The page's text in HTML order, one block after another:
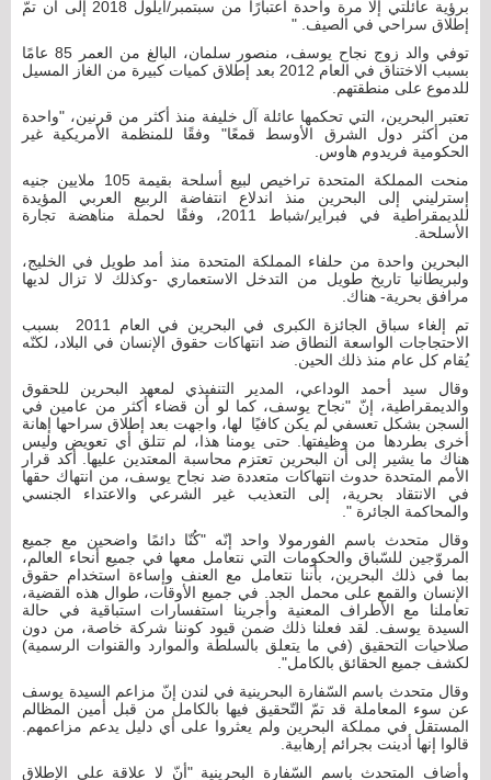
برؤية عائلتي إلا مرة واحدة اعتبارًا من سبتمبر/أيلول 2018 إلى أن تمّ
إطلاق سراحي في الصيف. "
توفي والد زوج نجاح يوسف، منصور سلمان، البالغ من العمر 85 عامًا
بسبب الاختناق في العام 2012 بعد إطلاق كميات كبيرة من الغاز المسيل
للدموع على منطقتهم.
تعتبر البحرين، التي تحكمها عائلة آل خليفة منذ أكثر من قرنين، "واحدة
من أكثر دول الشرق الأوسط قمعًا" وفقًا للمنظمة الأمريكية غير
الحكومية فريدوم هاوس.
منحت المملكة المتحدة تراخيص لبيع أسلحة بقيمة 105 ملايين جنيه
إسترليني إلى البحرين منذ اندلاع انتفاضة الربيع العربي المؤيدة
للديمقراطية في فبراير/شباط 2011، وفقًا لحملة مناهضة تجارة
الأسلحة.
البحرين واحدة من حلفاء المملكة المتحدة منذ أمد طويل في الخليج،
ولبريطانيا تاريخ طويل من التدخل الاستعماري -وكذلك لا تزال لديها
مرافق بحرية- هناك.
تم إلغاء سباق الجائزة الكبرى في البحرين في العام 2011 بسبب
الاحتجاجات الواسعة النطاق ضد انتهاكات حقوق الإنسان في البلاد، لكنّه
يُقام كل عام منذ ذلك الحين.
وقال سيد أحمد الوداعي، المدير التنفيذي لمعهد البحرين للحقوق
والديمقراطية، إنّ "نجاح يوسف، كما لو أن قضاء أكثر من عامين في
السجن بشكل تعسفي لم يكن كافيًا لها، واجهت بعد إطلاق سراحها إهانة
أخرى بطردها من وظيفتها. حتى يومنا هذا، لم تتلق أي تعويض وليس
هناك ما يشير إلى أن البحرين تعتزم محاسبة المعتدين عليها. أكد قرار
الأمم المتحدة حدوث انتهاكات متعددة ضد نجاح يوسف، من انتهاك حقها
في الانتقاد بحرية، إلى التعذيب غير الشرعي والاعتداء الجنسي
والمحاكمة الجائرة ".
وقال متحدث باسم الفورمولا واحد إنّه "كُنّا دائمًا واضحين مع جميع
المروّجين للسّباق والحكومات التي نتعامل معها في جميع أنحاء العالم،
بما في ذلك البحرين، بأننا نتعامل مع العنف وإساءة استخدام حقوق
الإنسان والقمع على محمل الجد. في جميع الأوقات، طوال هذه القضية،
تعاملنا مع الأطراف المعنية وأجرينا استفسارات استباقية في حالة
السيدة يوسف. لقد فعلنا ذلك ضمن قيود كوننا شركة خاصة، من دون
صلاحيات التحقيق (في ما يتعلق بالسلطة والموارد والقنوات الرسمية)
لكشف جميع الحقائق بالكامل".
وقال متحدث باسم السّفارة البحرينية في لندن إنّ مزاعم السيدة يوسف
عن سوء المعاملة قد تمّ التّحقيق فيها بالكامل من قبل أمين المظالم
المستقل في مملكة البحرين ولم يعثروا على أي دليل يدعم مزاعمهم.
قالوا إنها أدينت بجرائم إرهابية.
وأضاف المتحدث باسم السّفارة البحرينية "أنّ لا علاقة على الإطلاق